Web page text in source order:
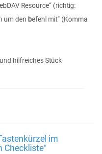
Resource“ (richtig:
um den befehl mit“ (Komma
hilfreiches Stück
im
Checkliste"